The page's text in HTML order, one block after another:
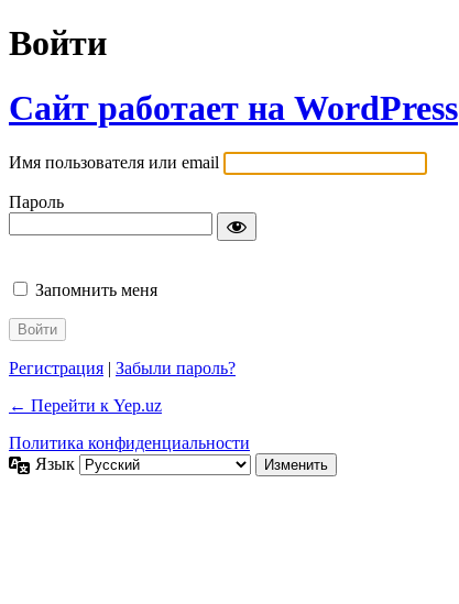
Войти
Сайт работает на WordPress
Имя пользователя или email
Пароль
Запомнить меня
Регистрация | Забыли пароль?
← Перейти к Yep.uz
Политика конфиденциальности
Язык